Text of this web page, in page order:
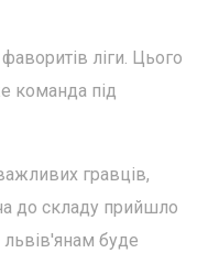
ліги. Цього
команда під
гравців,
до складу прийшло
буде